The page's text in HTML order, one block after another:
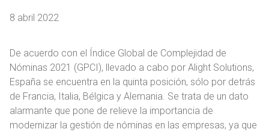
8 abril 2022
De acuerdo con el Índice Global de Complejidad de
Nóminas 2021 (GPCI), llevado a cabo por Alight Solutions,
España se encuentra en la quinta posición, sólo por detrás
de Francia, Italia, Bélgica y Alemania. Se trata de un dato
alarmante que pone de relieve la importancia de
modernizar la gestión de nóminas en las empresas, ya que